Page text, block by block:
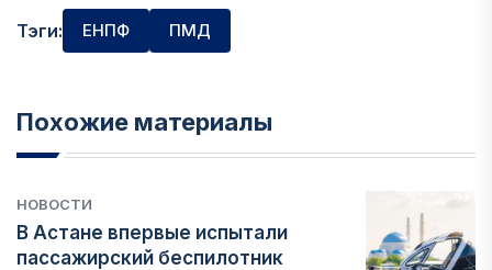
Тэги: ЕНПФ ПМД
Похожие материалы
НОВОСТИ
В Астане впервые испытали
пассажирский беспилотник